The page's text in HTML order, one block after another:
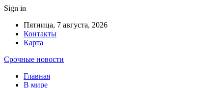
Sign in
Пятница, 7 августа, 2026
Контакты
Карта
Срочные новости
Главная
В мире